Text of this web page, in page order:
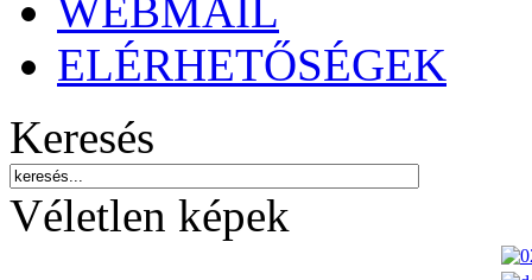
WEBMAIL
ELÉRHETŐSÉGEK
Keresés
Véletlen képek